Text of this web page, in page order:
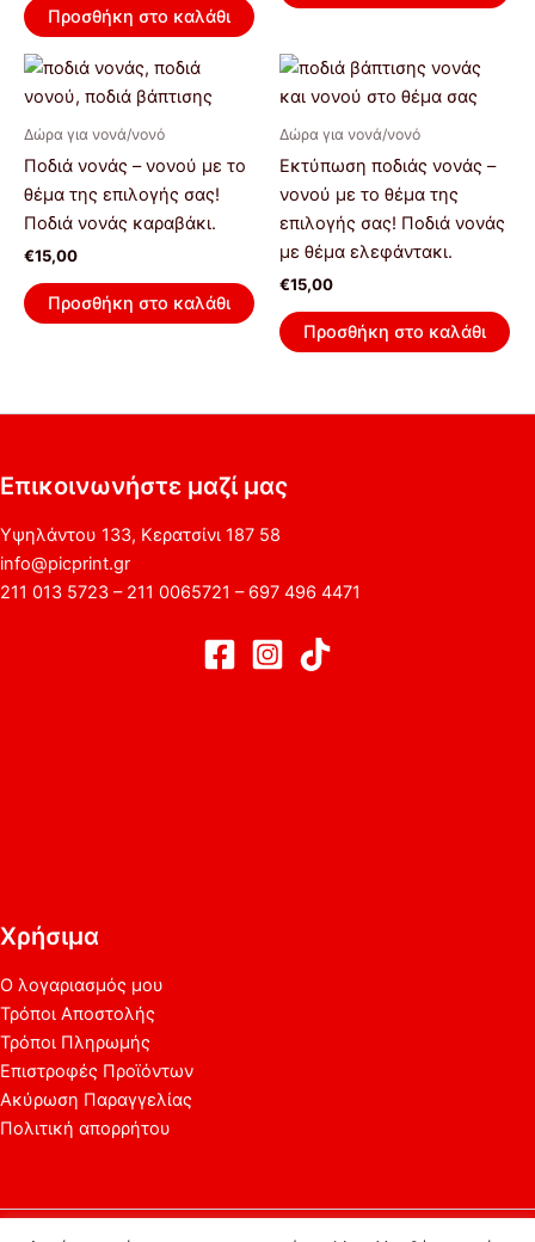
Προσθήκη στο καλάθι
Δώρα για νονά/νονό
Ποδιά νονάς – νονού με το
θέμα της επιλογής σας!
Ποδιά νονάς καραβάκι.
€15,00
Προσθήκη στο καλάθι
Δώρα για νονά/νονό
Εκτύπωση ποδιάς νονάς –
νονού με το θέμα της
επιλογής σας! Ποδιά νονάς
με θέμα ελεφάντακι.
€15,00
Προσθήκη στο καλάθι
Επικοινωνήστε μαζί μας
Υψηλάντου 133, Κερατσίνι 187 58
info@picprint.gr
211 013 5723 – 211 0065721 – 697 496 4471
Χρήσιμα
Ο λογαριασμός μου
Τρόποι Αποστολής
Τρόποι Πληρωμής
Επιστροφές Προϊόντων
Ακύρωση Παραγγελίας
Πολιτική απορρήτου